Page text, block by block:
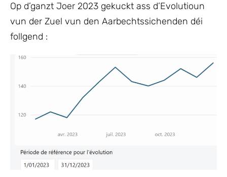
Op d’ganzt Joer 2023 gekuckt ass d’Evolutioun
vun der Zuel vun den Aarbechtssichenden déi
follgend :